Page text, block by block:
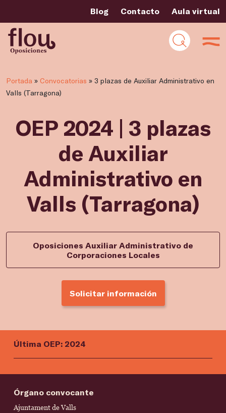
Blog Contacto Aula virtual
Portada » Convocatorias » 3 plazas de Auxiliar Administrativo en
Valls (Tarragona)
OEP 2024 | 3 plazas
de Auxiliar
Administrativo en
Valls (Tarragona)
Oposiciones Auxiliar Administrativo de
Corporaciones Locales
Solicitar información
Última OEP: 2024
Órgano convocante
Ajuntament de Valls